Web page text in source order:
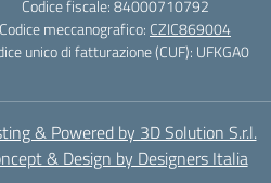
Codice fiscale: 84000710792
Codice meccanografico: CZIC869004
unico di fatturazione (CUF): UFKGA0
& Powered by 3D Solution S.r.l.
& Design by Designers Italia